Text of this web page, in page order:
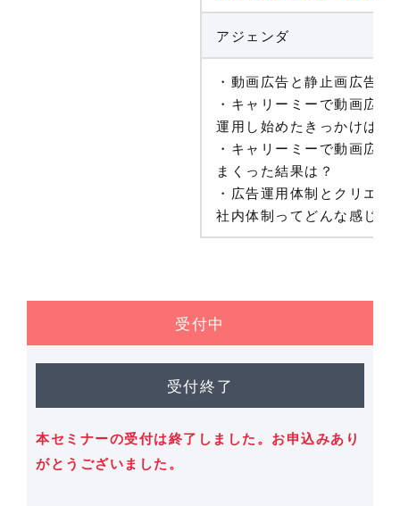
アジェンダ
・動画広告と静止画広告の
・キャリーミーで動画広
運用し始めたきっかけは？
・キャリーミーで動画広
まくった結果は？
・広告運用体制とクリエ
社内体制ってどんな感じ？
受付中
受付終了
本セミナーの受付は終了しました。お申込みあり
がとうございました。